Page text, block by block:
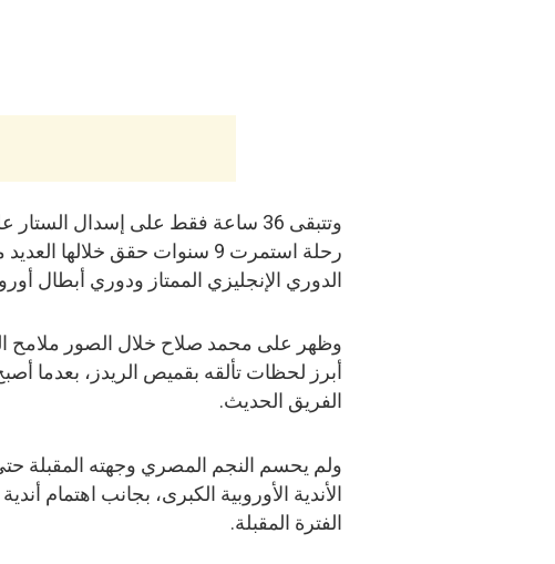
وتتبقى 36 ساعة فقط على إسدال
رحلة استمرت 9 سنوات حقق
الدوري الإنجليزي الممتاز ودوري أبطال
وظهر على محمد صلاح خلال الصور ملامح
أبرز لحظات تألقه بقميص الريدز، بعدما
الفريق الحديث.
ولم يحسم النجم المصري وجهته المقبلة
الأندية الأوروبية الكبرى، بجانب اهتمام
الفترة المقبلة.